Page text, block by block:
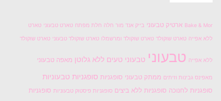
Bake & Mor ארטיק טבעוני בייק אנד מור חלה חלת מפתח טארט טבעוני טארט
ללא אפייה טארט שוקולד טארט שוקולד ומרשמלו טארט שוקולד טבעוני טארט שוקולד
ללא אפייה טבעוני טבעוני טעים ללא גלוטן מאפה טבעוני
מאפינס גבינות וזיתים ממתק טבעוני סופגניות סופגניות טבעוניות
סופגניות לחנוכה סופגניות ללא ביצים סופגניות פיסטוק טבעוניות סופגניות